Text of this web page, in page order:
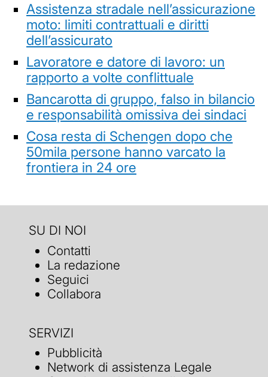
Assistenza stradale nell’assicurazione
moto: limiti contrattuali e diritti
dell’assicurato
Lavoratore e datore di lavoro: un
rapporto a volte conflittuale
Bancarotta di gruppo, falso in bilancio
e responsabilità omissiva dei sindaci
Cosa resta di Schengen dopo che
50mila persone hanno varcato la
frontiera in 24 ore
SU DI NOI
Contatti
La redazione
Seguici
Collabora
SERVIZI
Pubblicità
Network di assistenza Legale